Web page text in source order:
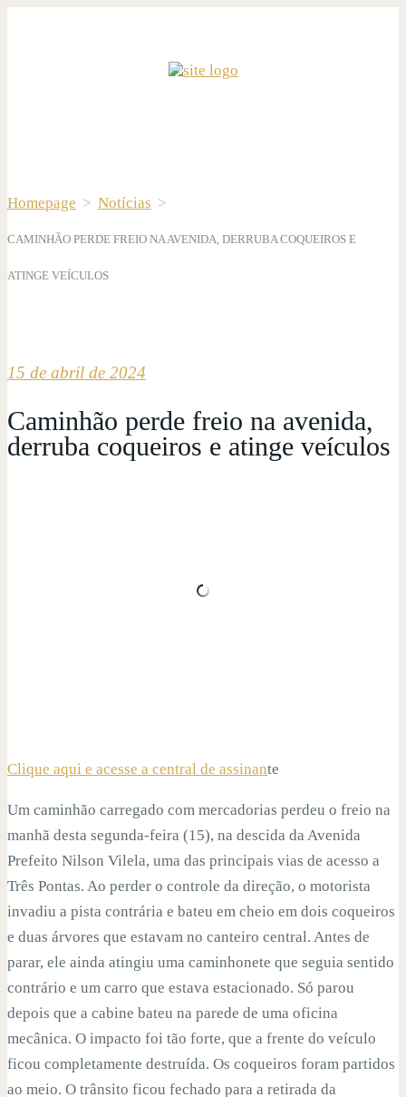
Homepage > Notícias >
CAMINHÃO PERDE FREIO NA AVENIDA, DERRUBA COQUEIROS E
ATINGE VEÍCULOS
15 de abril de 2024
Caminhão perde freio na avenida,
derruba coqueiros e atinge veículos
Clique aqui e acesse a central de assinante
Um caminhão carregado com mercadorias perdeu o freio na
manhã desta segunda-feira (15), na descida da Avenida
Prefeito Nilson Vilela, uma das principais vias de acesso a
Três Pontas. Ao perder o controle da direção, o motorista
invadiu a pista contrária e bateu em cheio em dois coqueiros
e duas árvores que estavam no canteiro central. Antes de
parar, ele ainda atingiu uma caminhonete que seguia sentido
contrário e um carro que estava estacionado. Só parou
depois que a cabine bateu na parede de uma oficina
mecânica. O impacto foi tão forte, que a frente do veículo
ficou completamente destruída. Os coqueiros foram partidos
ao meio. O trânsito ficou fechado para a retirada da